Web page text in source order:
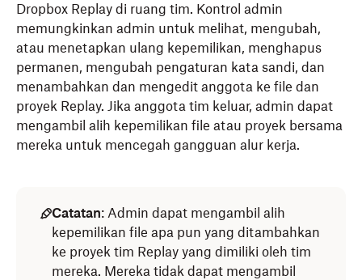
Dropbox Replay di ruang tim. Kontrol admin
memungkinkan admin untuk melihat, mengubah,
atau menetapkan ulang kepemilikan, menghapus
permanen, mengubah pengaturan kata sandi, dan
menambahkan dan mengedit anggota ke file dan
proyek Replay. Jika anggota tim keluar, admin dapat
mengambil alih kepemilikan file atau proyek bersama
mereka untuk mencegah gangguan alur kerja.
Catatan: Admin dapat mengambil alih
kepemilikan file apa pun yang ditambahkan
ke proyek tim Replay yang dimiliki oleh tim
mereka. Mereka tidak dapat mengambil